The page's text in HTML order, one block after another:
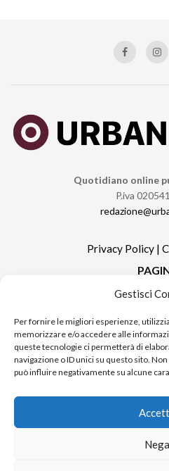
Gestisci
Per fornire le migliori esperienze,
memorizzare e/o accedere alle
queste tecnologie ci permetterà di
navigazione o ID unici su questo sito.
può influire negativamente su alcune
Nega
Quotidiano online
P.iva
Privacy Policy |
Urban